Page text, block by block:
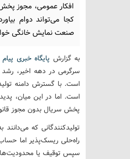
افکار عمومی، مجوز پخش
کجا می‌تواند دوام
صنعت نمایش خانگی
به گزارش پایگاه خبری پیام
سرگرمی در دهه اخیر، رشد
است. با گسترش دامنه‌
است. اما در این میان،
پخش سریال بدون مجوز
تولیدکنندگانی که
راه‌حلی ریسک‌پذیر اما
سپس توقیف یا محدودیت‌های